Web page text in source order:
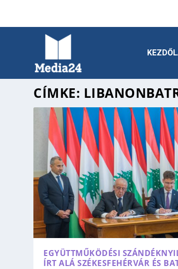
CÍMKE:
EGYÜTTMŰKÖDÉSI
ÍRT ALÁ SZÉKESFEHÉRVÁR ÉS